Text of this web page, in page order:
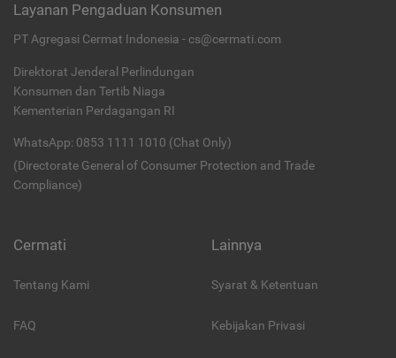
Layanan Pengaduan Konsumen
PT Agregasi Cermat Indonesia - cs@cermati.com
Direktorat Jenderal Perlindungan
Konsumen dan Tertib Niaga
Kementerian Perdagangan RI
WhatsApp: 0853 1111 1010 (Chat Only)
(Directorate General of Consumer Protection and Trade
Compliance)
Cermati
Tentang Kami
FAQ
Lainnya
Syarat & Ketentuan
Kebijakan Privasi